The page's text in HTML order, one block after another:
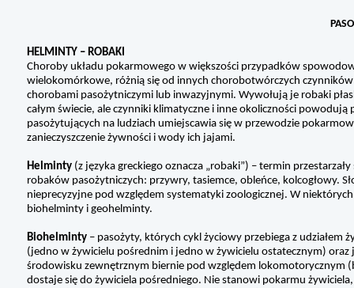
HELMINTY – ROBAKI
Choroby układu pokarmowego w większości przypadków
wielokomórkowe, różnią się od innych chorobotwórczych
chorobami pasożytniczymi lub inwazyjnymi. Wywołują je robaki
całym świecie, ale czynniki klimatyczne i inne okoliczności
pasożytujących na ludziach umiejscawia się w przewodzie
zanieczyszczenie żywności i wody ich jajami.
Helminty (z języka greckiego oznacza „robaki”) – termin
robaków pasożytniczych: przywry, tasiemce, obleńce, kolcogłowy.
nieprecyzyjne pod względem systematyki zoologicznej. W
biohelminty i geohelminty.
Biohelminty – pasożyty, których cykl życiowy przebiega z
(jedno w żywicielu pośrednim i jedno w żywicielu ostatecznym)
środowisku zewnętrznym biernie pod względem lokomotorycznym
dostaje się do żywiciela pośredniego. Nie stanowi pokarmu